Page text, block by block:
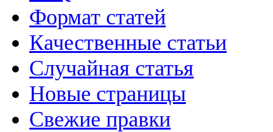
Формат статей
Качественные статьи
Случайная статья
Новые страницы
Свежие правки